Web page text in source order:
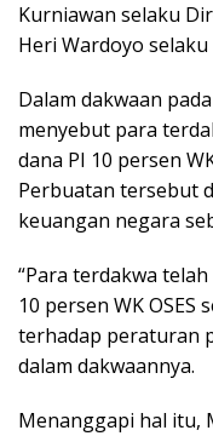
Kurniawan selaku
Heri Wardoyo selaku
Dalam dakwaan
menyebut para
dana PI 10 persen
Perbuatan tersebut
keuangan negara
“Para terdakwa
10 persen WK
terhadap peraturan
dalam dakwaannya.
Menanggapi hal itu,